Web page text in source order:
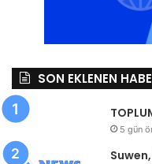
SON EKLENEN
5 gün